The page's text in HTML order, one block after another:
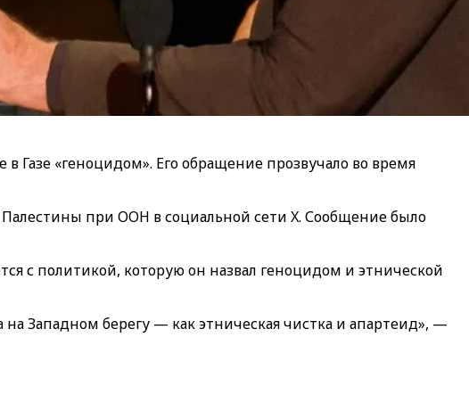
Газе «геноцидом». Его обращение прозвучало во время
Палестины при ООН в социальной сети X. Сообщение было
с политикой, которую он назвал геноцидом и этнической
Западном берегу — как этническая чистка и апартеид», —